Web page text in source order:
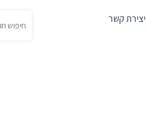
יצירת קשר